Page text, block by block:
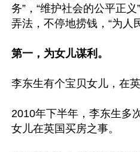
务”，“维护社会的公平正
弄法，不停地捞钱，“为人
第一，为女儿谋利。
李东生有个宝贝女儿，在英
2010年下半年，李东生多
女儿在英国买房之事。